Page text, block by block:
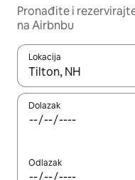
Pronađite i
na Airbnbu
Lokacija
Kada budu dostupni
Dolazak
Odlazak